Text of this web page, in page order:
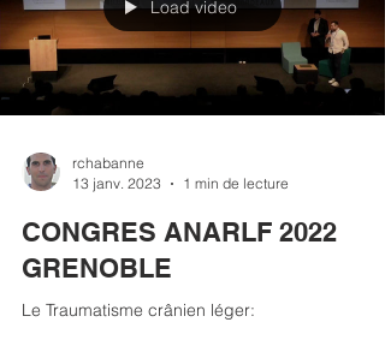
Load video
13 janv. 2023
1 min de lecture
CONGRES ANARLF 2022
GRENOBLE